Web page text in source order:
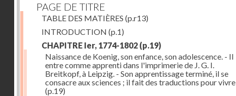
PAGE DE TITRE
TABLE DES MATIÈRES (p.r13)
INTRODUCTION (p.1)
CHAPITRE Ier, 1774-1802 (p.19)
Naissance de Koenig, son enfance, son adolescence. - Il
entre comme apprenti dans l'imprimerie de J. G. I.
Breitkopf, à Leipzig. - Son apprentissage terminé, il se
consacre aux sciences ; il fait des traductions pour vivre
(p.19)